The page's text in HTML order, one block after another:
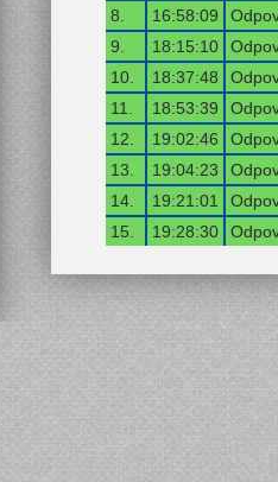
8.
16:58:09
9.
18:15:10
10.
18:37:48
11.
18:53:39
12.
19:02:46
13.
19:04:23
14.
19:21:01
15.
19:28:30